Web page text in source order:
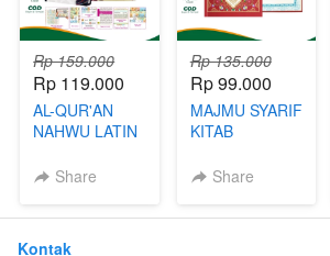
Rp 159.000
Rp 119.000
AL-QUR'AN
NAHWU LATIN
UKURAN A5
Share
Rp 135.000
Rp 99.000
MAJMU SYARIF
KITAB
DOA-DOA
Share
Kontak